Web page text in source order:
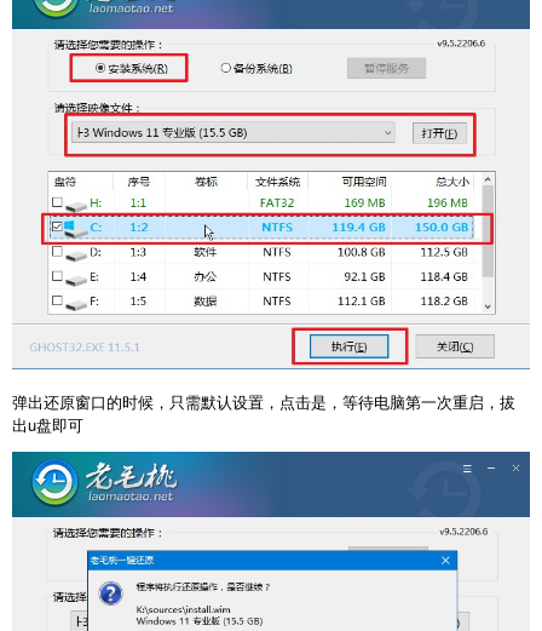
弹出还原窗口的时候，只需默认设置，点击是，等待电脑第一次重启，拔
出u盘即可